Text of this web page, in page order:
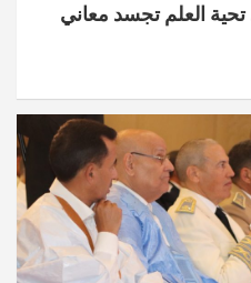
العلم تجسد معاني